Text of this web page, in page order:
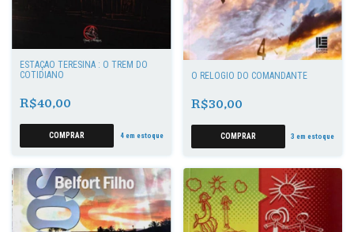
ESTAÇÃO TERESINA : O TREM DO
COTIDIANO
R$40,00
4em estoque
O RELÓGIO DO COMANDANTE
R$30,00
3 em estoque